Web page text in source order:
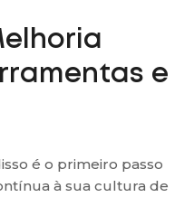
e
é o primeiro passo
à sua cultura de